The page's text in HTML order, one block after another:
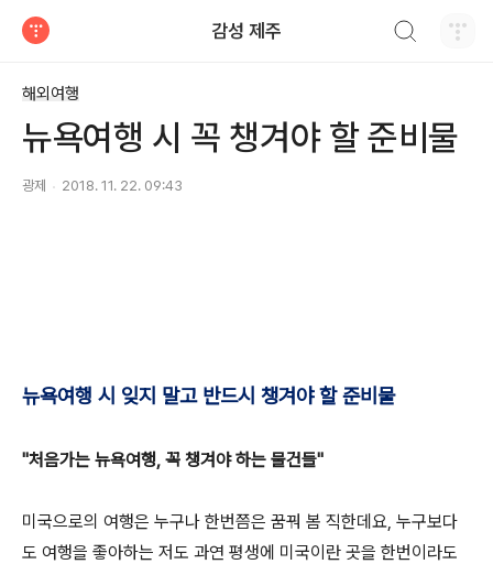
감성 제주
해외여행
뉴욕여행 시 꼭 챙겨야 할 준비물
광제 2018. 11. 22. 09:43
뉴욕여행 시 잊지 말고 반드시 챙겨야 할 준비물
"처음가는 뉴욕여행, 꼭 챙겨야 하는 물건들"
미국으로의 여행은 누구나 한번쯤은 꿈꿔 봄 직한데요, 누구보다
도 여행을 좋아하는 저도 과연 평생에 미국이란 곳을 한번이라도